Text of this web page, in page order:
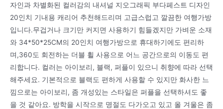
자인과 차별화된 컬러감의 내셔널 지오그래픽 부다페스트 디자인
20인치 기내용 캐리어 추천해드리며 고급스럽고 깔끔한 여행가방
입니다.무겁거나 크기만 커지면 사용하기 힘들겠지만 가벼운 소재
와 34*50*25CM의 20인치 여행가방으로 휴대하기에도 편리하
며,360도 회전하는 더블 휠 사용으로 어느 공간으로의 이동도 편
리합니다. 컬러는 아이보리, 블랙, 퍼플이 있으니 취향에 따라 선택
해주세요. 기본적으로 블랙도 편하게 사용할 수 있지만 화사한 느
낌으로는 아이보리, 좀 개성있는 스타일은 퍼플을 선택하셔도 좋
을 것 같아요. 방학을 시작으로 명절도 다가오고 있고 올 겨울은 좀